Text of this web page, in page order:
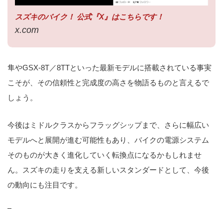
スズキのバイク！ 公式『X』はこちらです！
x.com
隼やGSX-8T／8TTといった最新モデルに搭載されている事実
こそが、その信頼性と完成度の高さを物語るものと言えるで
しょう。
今後はミドルクラスからフラッグシップまで、さらに幅広い
モデルへと展開が進む可能性もあり、バイクの電源システム
そのものが大きく進化していく転換点になるかもしれませ
ん。スズキの走りを支える新しいスタンダードとして、今後
の動向にも注目です。